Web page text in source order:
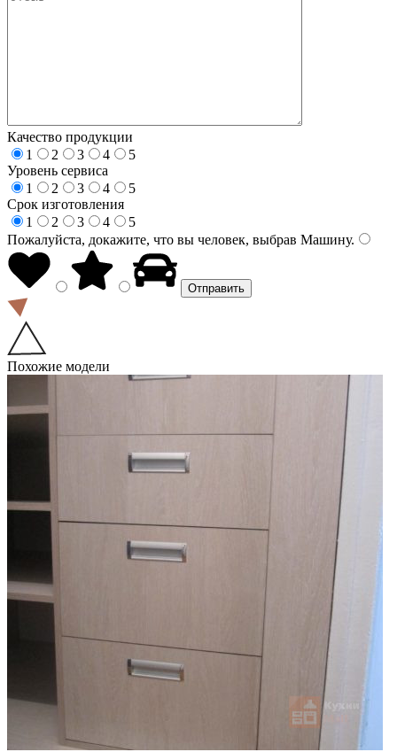
Качество продукции
1
2 3 4
5
Уровень сервиса
1
2 3 4
5
Срок изготовления
1
2 3 4
5
Пожалуйста, докажите, что вы человек, выбрав Машину.
Похожие модели